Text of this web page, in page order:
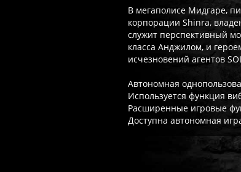
В мегаполисе Мидгаре,
корпорации Shinra,
служит перспективный
класса Анджилом, и
исчезновений агентов
Автономная
Используется функция
Расширенные игровые
Доступна автономная
Часто